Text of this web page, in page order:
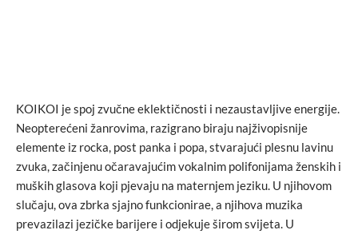
KOIKOI je spoj zvučne eklektičnosti i nezaustavljive energije.
Neopterećeni žanrovima, razigrano biraju najživopisnije
elemente iz rocka, post panka i popa, stvarajući plesnu lavinu
zvuka, začinjenu očaravajućim vokalnim polifonijama ženskih i
muških glasova koji pjevaju na maternjem jeziku. U njihovom
slučaju, ova zbrka sjajno funkcionirae, a njihova muzika
prevazilazi jezičke barijere i odjekuje širom svijeta. U